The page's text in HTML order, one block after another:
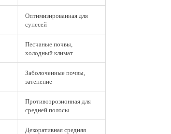
Оптимизированная для
супесей
Песчаные почвы,
холодный климат
Заболоченные почвы,
затенение
Противоэрозионная для
средней полосы
Декоративная средняя